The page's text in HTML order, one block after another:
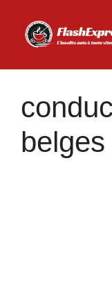
contenu
belges